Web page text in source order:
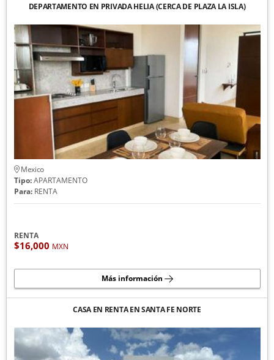
DEPARTAMENTO EN PRIVADA HELIA (CERCA DE PLAZA LA ISLA)
Mexico
Tipo:APARTAMENTO
Para:RENTA
RENTA
$16,000 MXN
Más información
CASA EN RENTA EN SANTA FE NORTE